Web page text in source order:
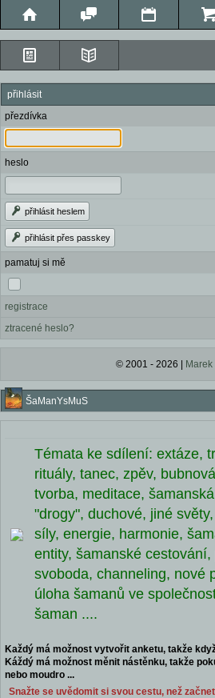
přihlásit
přezdívka
heslo
přihlásit heslem
přihlásit přes passkey
pamatuj si mě
registrace
ztracené heslo?
© 2001 - 2026 |
ŠaManYsMuS
Témata ke sdílení: extáze,
rituály, tanec, zpěv,
tvorba, meditace,
"drogy", duchové, jiné
síly, energie, harmonie,
entity, šamanské
svoboda, channeling, nové
úloha šamanů ve
šaman ....
Každý má možnost vytvořit anketu, takže
Káždý má možnost měnit nástěnku, takže
nebo moudro ...
Snažte se uvědomit si svou cestu, než